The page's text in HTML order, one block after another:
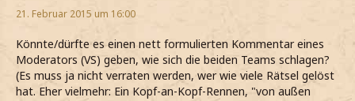
21. Februar 2015 um 16:00
Könnte/dürfte es einen nett formulierten Kommentar eines
Moderators (VS) geben, wie sich die beiden Teams schlagen?
(Es muss ja nicht verraten werden, wer wie viele Rätsel gelöst
hat. Eher vielmehr: Ein Kopf-an-Kopf-Rennen, "von außen